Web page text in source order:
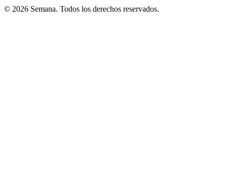
© 2026 Semana. Todos los derechos reservados.